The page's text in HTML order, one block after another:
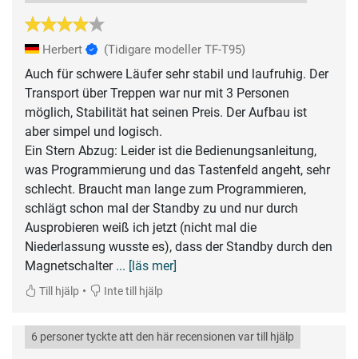
Herbert (Tidigare modeller TF-T95)
Auch für schwere Läufer sehr stabil und laufruhig. Der
Transport über Treppen war nur mit 3 Personen
möglich, Stabilität hat seinen Preis. Der Aufbau ist
aber simpel und logisch.
Ein Stern Abzug: Leider ist die Bedienungsanleitung,
was Programmierung und das Tastenfeld angeht, sehr
schlecht. Braucht man lange zum Programmieren,
schlägt schon mal der Standby zu und nur durch
Ausprobieren weiß ich jetzt (nicht mal die
Niederlassung wusste es), dass der Standby durch den
Magnetschalter ... [läs mer]
Till hjälp • Inte till hjälp
6 personer tyckte att den här recensionen var till hjälp